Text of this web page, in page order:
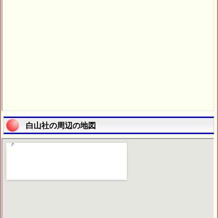
白山社の周辺の地図